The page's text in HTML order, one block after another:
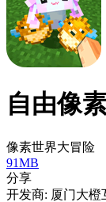
自由像
像素世界大冒险
91MB
分享
开发商: 厦门大橙